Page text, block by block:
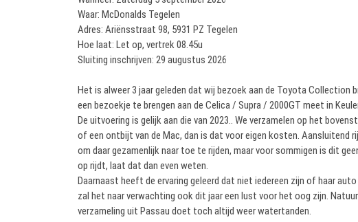
Waar: McDonalds Tegelen
Adres: Ariënsstraat 98, 5931 PZ Tegelen
Hoe laat: Let op, vertrek 08.45u
Sluiting inschrijven: 29 augustus 2026
Het is alweer 3 jaar geleden dat wij bezoek aan de Toyota
een bezoekje te brengen aan de Celica / Supra / 2000GT meet in
De uitvoering is gelijk aan die van 2023.. We verzamelen op het
of een ontbijt van de Mac, dan is dat voor eigen kosten. Aansluitend
om daar gezamenlijk naar toe te rijden, maar voor sommigen is dit
op rijdt, laat dat dan even weten.
Daarnaast heeft de ervaring geleerd dat niet iedereen zijn of haar
zal het naar verwachting ook dit jaar een lust voor het oog zijn.
verzameling uit Passau doet toch altijd weer watertanden.